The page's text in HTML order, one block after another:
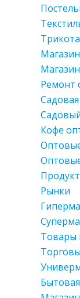
Ремонт
Кофе
Рынки
Товары